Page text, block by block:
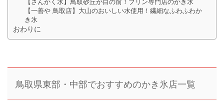
【さんかく氷】鳥取砂丘が目の前！プリン専門店のかき氷
【一善や 鳥取店】大山のおいしい水使用！繊細なふわふわか
き氷
おわりに
鳥取県東部・中部でおすすめのかき氷店一覧